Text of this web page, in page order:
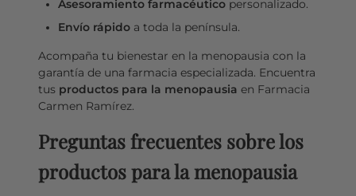
Asesoramiento farmacéuticopersonalizado.
Envío rápidoa toda la península.
Acompaña tu bienestar en la menopausia con la
garantía de una farmacia especializada. Encuentra
tus productos para la menopausia en Farmacia
Carmen Ramírez.
Preguntas frecuentes sobre los
productos para la menopausia